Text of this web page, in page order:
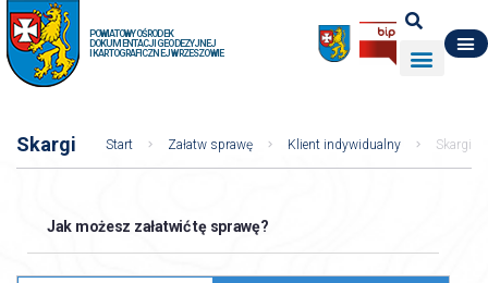
POWIATOWY OŚRODEK
DOKUMENTACJI GEODEZYJNEJ
I KARTOGRAFICZNEJ W RZESZOWIE
Skargi Start Załatw sprawę Klient indywidualny Skargi
Jak możesz załatwić tę sprawę?